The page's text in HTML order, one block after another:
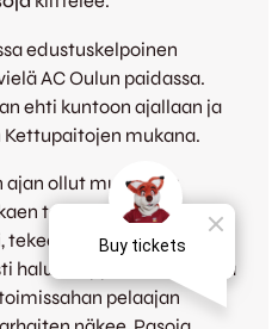
edustuskelpoinen
AC Oulun paidassa.
ehti kuntoon ajallaan ja
mukana.
ajan ollut mukana ja
todella positiivisen
kentällä nöyrästi
haluaa oppia kaiken aikaa
pelaajan